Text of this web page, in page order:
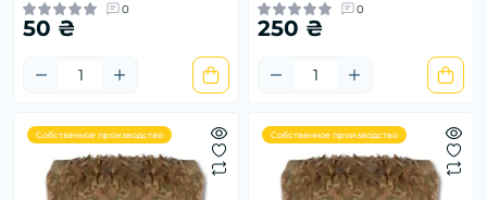
0
50 ₴
0
250 ₴
Собственное производство Собственное производство